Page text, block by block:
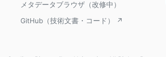
メタデータブラウザ（改修中）
GitHub（技術文書・コード） ↗